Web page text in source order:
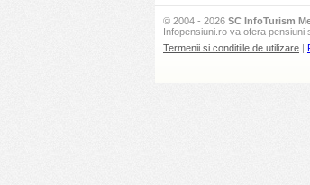
© 2004 - 2026 SC InfoTurism
Infopensiuni.ro va ofera pensiuni
Termenii si conditiile de utilizare |